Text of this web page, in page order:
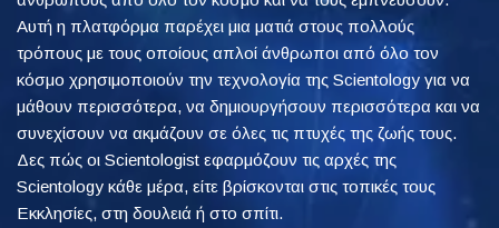
Αυτή η πλατφόρμα παρέχει μια ματιά στους πολλούς
τρόπους με τους οποίους απλοί άνθρωποι από όλο τον
κόσμο χρησιμοποιούν την τεχνολογία της Scientology για να
μάθουν περισσότερα, να δημιουργήσουν περισσότερα και να
συνεχίσουν να ακμάζουν σε όλες τις πτυχές της ζωής τους.
Δες πώς οι Scientologist εφαρμόζουν τις αρχές της
Scientology κάθε μέρα, είτε βρίσκονται στις τοπικές τους
Εκκλησίες, στη δουλειά ή στο σπίτι.